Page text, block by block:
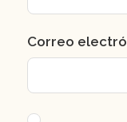
Correo